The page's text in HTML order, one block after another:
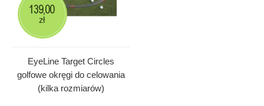
EyeLine Target Circles
golfowe okręgi do celowania
(kilka rozmiarów)
139,00
zł